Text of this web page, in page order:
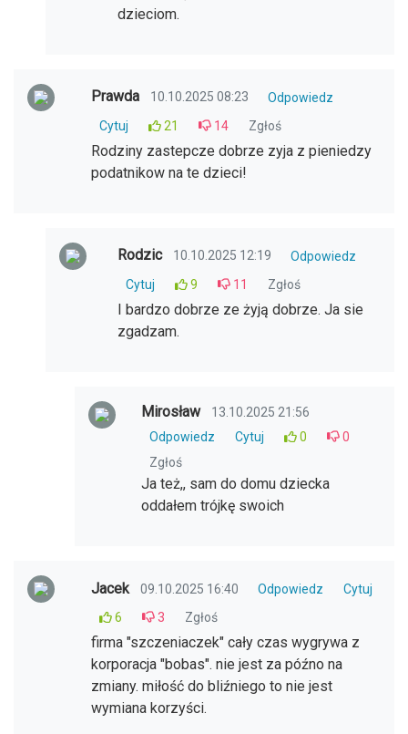
dzieciom.
Prawda 10.10.2025 08:23
Odpowiedz
Cytuj
21 14 Zgłoś
Rodziny zastepcze dobrze zyja z pieniedzy
podatnikow na te dzieci!
Rodzic 10.10.2025 12:19
Odpowiedz
Cytuj
9 11 Zgłoś
I bardzo dobrze ze żyją dobrze. Ja sie
zgadzam.
Mirosław
13.10.2025 21:56
Odpowiedz
Cytuj 0
0
Zgłoś
Ja też,, sam do domu dziecka
oddałem trójkę swoich
Jacek 09.10.2025 16:40 Odpowiedz
Cytuj
6
3 Zgłoś
firma "szczeniaczek" cały czas wygrywa z
korporacja "bobas". nie jest za późno na
zmiany. miłość do bliźniego to nie jest
wymiana korzyści.